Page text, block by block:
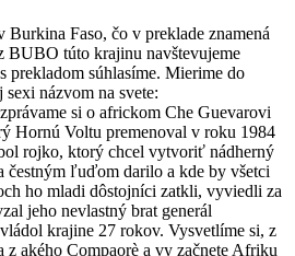
Burkina Faso, čo v preklade znamená
túto krajinu navštevujeme
prekladom súhlasíme. Mierime do
sexi názvom na svete:
si o africkom Che Guevarovi
Hornú Voltu premenoval v roku 1984
rojko, ktorý chcel vytvoriť nádherný
čestným ľuďom darilo a kde by všetci
ho mladi dôstojníci zatkli, vyviedli za
jeho nevlastný brat generál
krajine 27 rokov. Vysvetlíme si, z
z akého Compaorè a vy začnete Afriku